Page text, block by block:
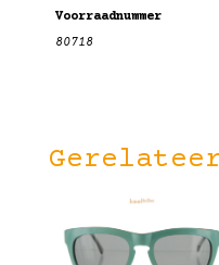
Voorraadnummer
80718